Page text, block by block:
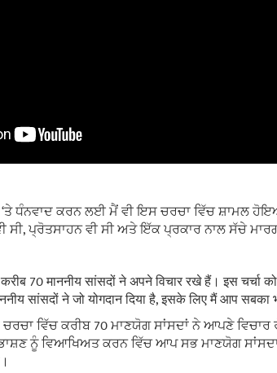
‘ਤੇ ਧੰਨਵਾਦ ਕਰਨ ਲਈ ਮੈਂ ਵੀ ਇਸ ਚਰਚਾ ਵਿੱਚ ਸ਼ਾਮਲ
ਪ੍ਰੋਤਸਾਹਨ ਵੀ ਸੀ ਅਤੇ ਇੱਕ ਪ੍ਰਕਾਰ ਨਾਲ ਸੱਚੇ
70 माननीय सांसदों ने अपने विचार रखे हैं। इस चर्चा
सांसदों ने जो योगदान दिया है, इसके लिए मैं आप सबका
ਵਿੱਚ ਕਰੀਬ 70 ਮਾਣਯੋਗ ਸਾਂਸਦਾਂ ਨੇ ਆਪਣੇ
ਨੂੰ ਵਿਆਖਿਅਤ ਕਰਨ ਵਿੱਚ ਆਪ ਸਭ ਮਾਣਯੋਗ